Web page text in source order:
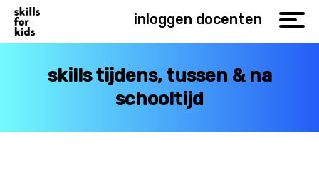
inloggen docenten
skills tijdens, tussen & na
schooltijd